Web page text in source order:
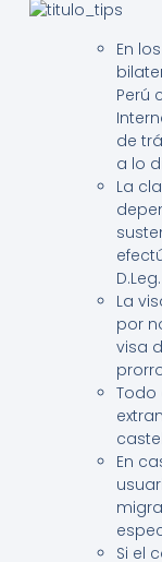
En
Perú
de
a lo
La
La
por
visa
Todo
En
Si el